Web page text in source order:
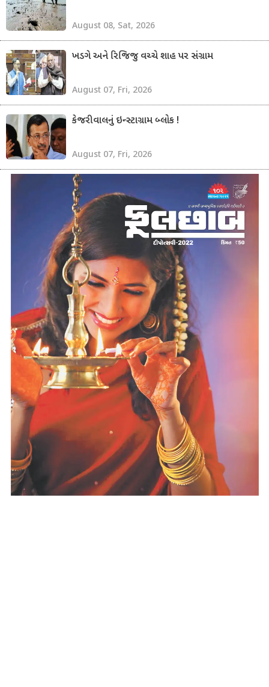
August 08, Sat, 2026
ખડગે અને રિજિજુ વચ્ચે શાહ પર સંગ્રામ
August 07, Fri, 2026
કેજરીવાલનું ઇન્સ્ટાગ્રામ બ્લોક !
August 07, Fri, 2026